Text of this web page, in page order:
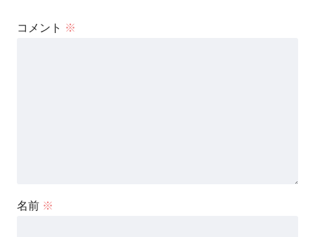
コメント ※
名前 ※